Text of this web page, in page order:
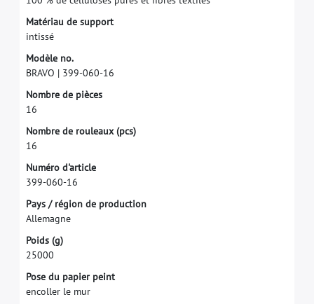
Matériau de support
intissé
Modèle no.
BRAVO | 399-060-16
Nombre de pièces
16
Nombre de rouleaux (pcs)
16
Numéro d'article
399-060-16
Pays / région de production
Allemagne
Poids (g)
25000
Pose du papier peint
encoller le mur